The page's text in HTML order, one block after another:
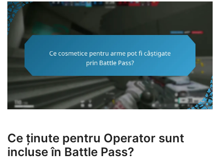
Ce ținute pentru Operator sunt
incluse în Battle Pass?